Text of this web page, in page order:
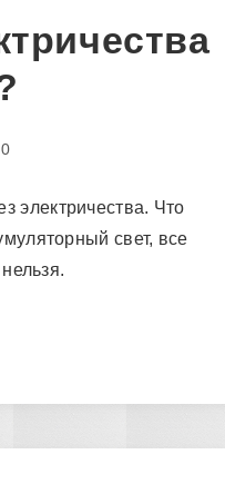
0
электричества. Что
свет, все